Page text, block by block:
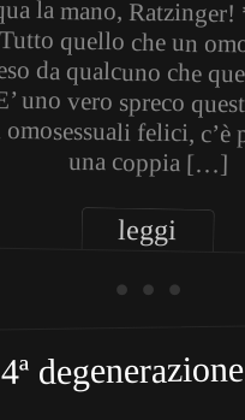
una coppia […]
leggi
• • •
4ª degenerazione